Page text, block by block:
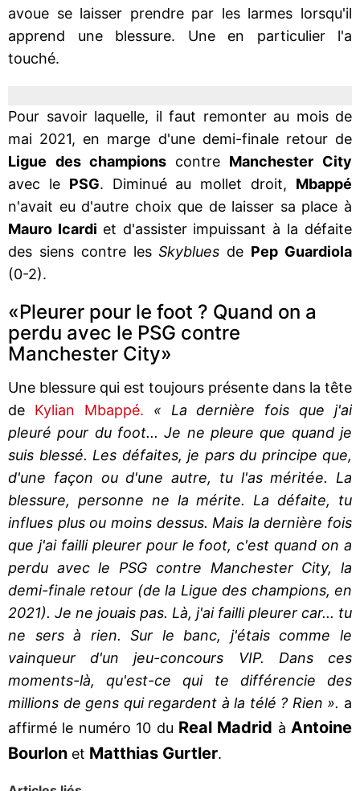
avoue se laisser prendre par les larmes lorsqu'il
apprend une blessure. Une en particulier l'a
touché.
Pour savoir laquelle, il faut remonter au mois de
mai 2021, en marge d'une demi-finale retour de
Ligue des champions contre Manchester City
avec le PSG. Diminué au mollet droit, Mbappé
n'avait eu d'autre choix que de laisser sa place à
Mauro Icardi et d'assister impuissant à la défaite
des siens contre lesSkyblues de Pep Guardiola
(0-2).
«Pleurer pour le foot ? Quand on a
perdu avec le PSG contre
Manchester City»
Une blessure qui est toujours présente dans la tête
de Kylian Mbappé.
« La dernière fois que j'ai
pleuré pour du foot... Je ne pleure que quand je
suis blessé. Les défaites, je pars du principe que,
d'une façon ou d'une autre, tu l'as méritée. La
blessure, personne ne la mérite. La défaite, tu
influes plus ou moins dessus. Mais la dernière fois
que j'ai failli pleurer pour le foot, c'est quand on a
perdu avec le PSG contre Manchester City, la
demi-finale retour (de la Ligue des champions, en
2021). Je ne jouais pas. Là, j'ai failli pleurer car... tu
ne sers à rien. Sur le banc, j'étais comme le
vainqueur d'un jeu-concours VIP. Dans ces
moments-là, qu'est-ce qui te différencie des
millions de gens qui regardent à la télé ? Rien ». a
affirmé le numéro 10 du Real Madrid à Antoine
Bourlon et Matthias Gurtler.